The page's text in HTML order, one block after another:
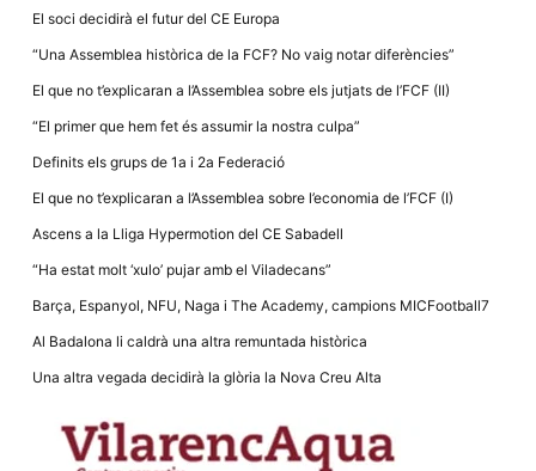
El soci decidirà el futur del CE Europa
“Una Assemblea històrica de la FCF? No vaig notar diferències”
El que no t’explicaran a l’Assemblea sobre els jutjats de l’FCF (II)
“El primer que hem fet és assumir la nostra culpa”
Definits els grups de 1a i 2a Federació
El que no t’explicaran a l’Assemblea sobre l’economia de l’FCF (I)
Ascens a la Lliga Hypermotion del CE Sabadell
“Ha estat molt ‘xulo’ pujar amb el Viladecans”
Barça, Espanyol, NFU, Naga i The Academy, campions MICFootball7
Al Badalona li caldrà una altra remuntada històrica
Una altra vegada decidirà la glòria la Nova Creu Alta
cookies no
opcionals,
necessàries
web.
Recopilem
dades
estadístiques
anònima d'ús
i la seva
estructura.